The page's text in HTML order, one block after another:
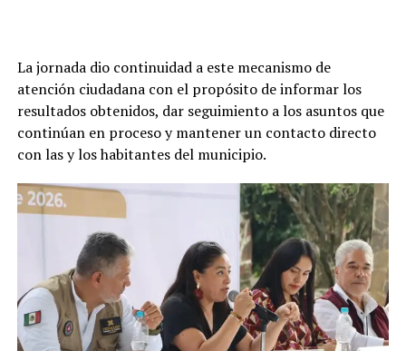
La jornada dio continuidad a este mecanismo de
atención ciudadana con el propósito de informar los
resultados obtenidos, dar seguimiento a los asuntos que
continúan en proceso y mantener un contacto directo
con las y los habitantes del municipio.